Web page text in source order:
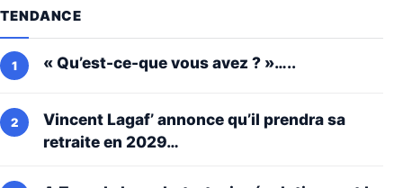
TENDANCE
« Qu’est-ce-que vous avez ? »…..
Vincent Lagaf’ annonce qu’il prendra sa
retraite en 2029…